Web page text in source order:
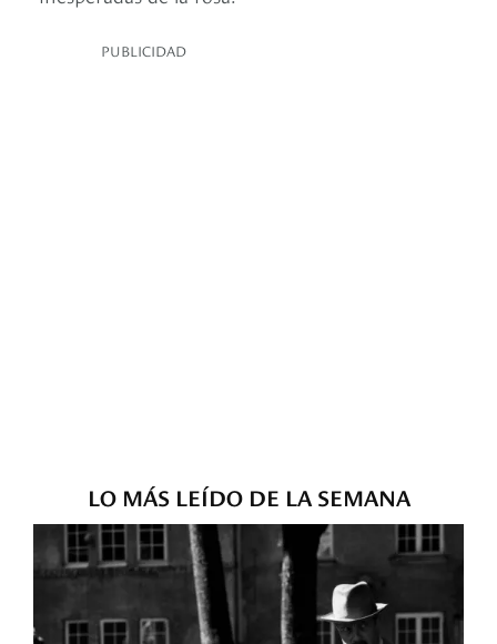
PUBLICIDAD
LO MÁS LEÍDO DE LA SEMANA